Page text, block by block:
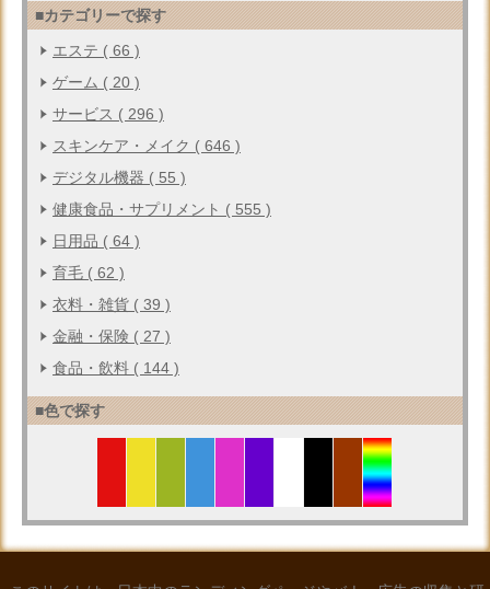
■カテゴリーで探す
エステ ( 66 )
ゲーム ( 20 )
サービス ( 296 )
スキンケア・メイク ( 646 )
デジタル機器 ( 55 )
健康食品・サプリメント ( 555 )
日用品 ( 64 )
育毛 ( 62 )
衣料・雑貨 ( 39 )
金融・保険 ( 27 )
食品・飲料 ( 144 )
■色で探す